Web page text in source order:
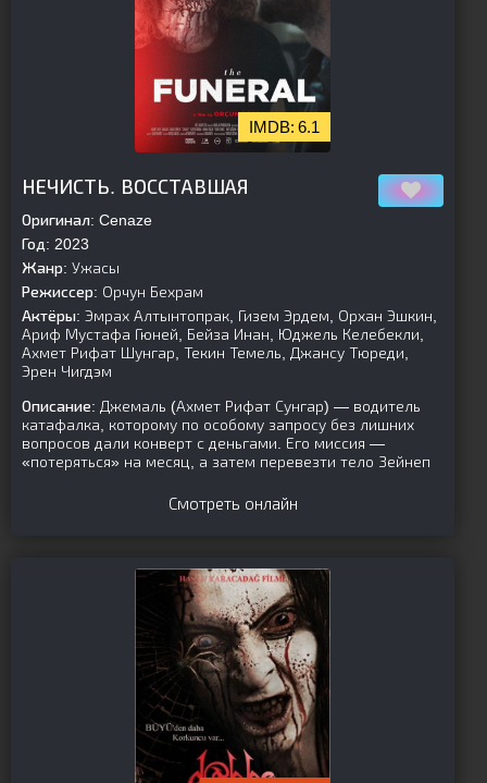
6.1
НЕЧИСТЬ. ВОССТАВШАЯ
Оригинал: Cenaze
Год: 2023
Жанр: Ужасы
Режиссер: Орчун Бехрам
Актёры: Эмрах Алтынтопрак, Гизем Эрдем, Орхан Эшкин,
Ариф Мустафа Гюней, Бейза Инан, Юджель Келебекли,
Ахмет Рифат Шунгар, Текин Темель, Джансу Тюреди,
Эрен Чигдэм
Описание: Джемаль (Ахмет Рифат Сунгар) — водитель
катафалка, которому по особому запросу без лишних
вопросов дали конверт с деньгами. Его миссия —
«потеряться» на месяц, а затем перевезти тело Зейнеп
Смотреть онлайн